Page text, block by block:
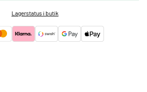
Lagerstatus i butik